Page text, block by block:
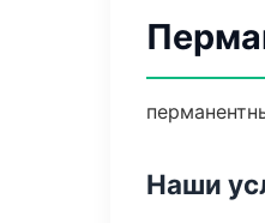
Наши